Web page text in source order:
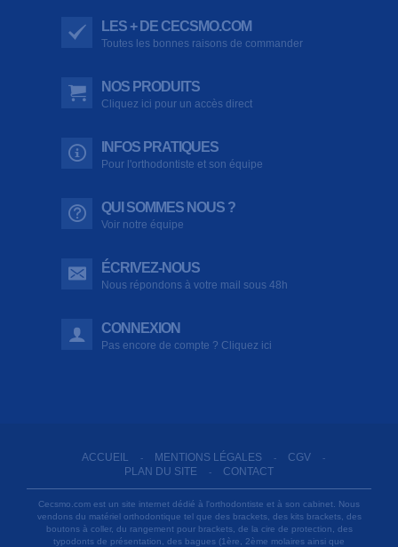
LES + DE CECSMO.COM
Toutes les bonnes raisons de commander
NOS PRODUITS
Cliquez ici pour un accès direct
INFOS PRATIQUES
Pour l'orthodontiste et son équipe
QUI SOMMES NOUS ?
Voir notre équipe
ÉCRIVEZ-NOUS
Nous répondons à votre mail sous 48h
CONNEXION
Pas encore de compte ? Cliquez ici
ACCUEIL - MENTIONS LÉGALES - CGV -
PLAN DU SITE - CONTACT
Cecsmo.com est un site internet dédié à l'orthodontiste et à son cabinet. Nous
vendons du matériel orthodontique tel que des brackets, des kits brackets, des
boutons à coller, du rangement pour brackets, de la cire de protection, des
typodonts de présentation, des bagues (1ère, 2ème molaires ainsi que